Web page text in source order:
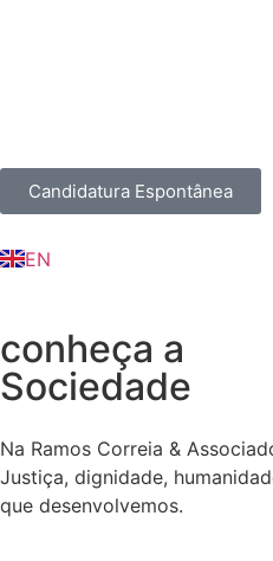
Candidatura Espontânea
EN
IN
conheça a
Sociedade
Na Ramos Correia &
Justiça, dignidade,
que desenvolvemos.